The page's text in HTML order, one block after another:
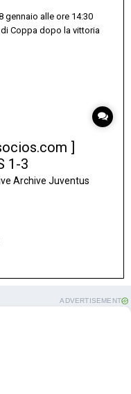
gennaio alle ore 14:30
Coppa dopo la vittoria
]
1-3
Archive Juventus
ADVERTISEMENT